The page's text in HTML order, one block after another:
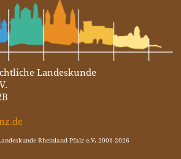
Landeskunde
Rheinland-Pfalz e.V. 2001-2026